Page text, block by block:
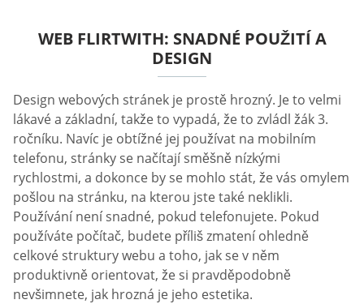
WEB FLIRTWITH: SNADNÉ POUŽITÍ A
DESIGN
Design webových stránek je prostě hrozný. Je to velmi
lákavé a základní, takže to vypadá, že to zvládl žák 3.
ročníku. Navíc je obtížné jej používat na mobilním
telefonu, stránky se načítají směšně nízkými
rychlostmi, a dokonce by se mohlo stát, že vás omylem
pošlou na stránku, na kterou jste také neklikli.
Používání není snadné, pokud telefonujete. Pokud
používáte počítač, budete příliš zmatení ohledně
celkové struktury webu a toho, jak se v něm
produktivně orientovat, že si pravděpodobně
nevšimnete, jak hrozná je jeho estetika.